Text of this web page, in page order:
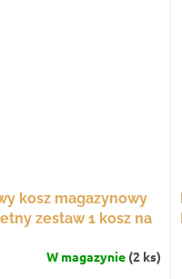
kosz magazynowy
zestaw 1 kosz na
W magazynie (2 ks)